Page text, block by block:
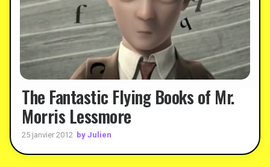
The Fantastic Flying Books of Mr.
Morris Lessmore
25 janvier 2012 by Julien